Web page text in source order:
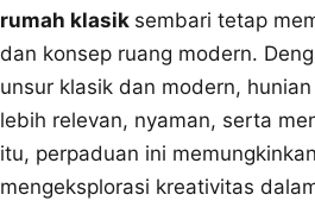
rumah klasik sembari tetap
dan konsep ruang modern.
unsur klasik dan modern,
lebih relevan, nyaman, serta
itu, perpaduan ini
mengeksplorasi kreativitas